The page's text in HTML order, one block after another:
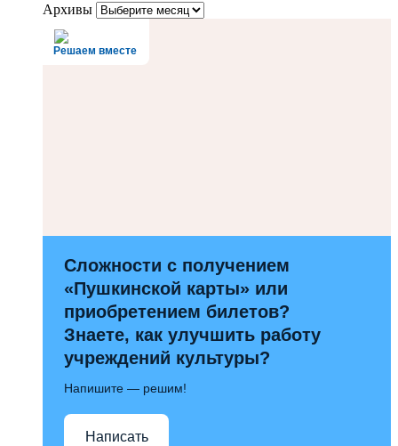
Архивы
Решаем вместе
Сложности с получением
«Пушкинской карты» или
приобретением билетов?
Знаете, как улучшить работу
учреждений культуры?
Напишите — решим!
Написать